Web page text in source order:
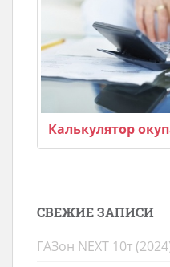
Калькулятор
СВЕЖИЕ ЗАПИСИ
ГАЗон NEXT 10т